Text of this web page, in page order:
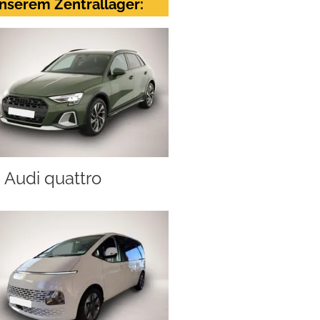
Zentrallager:
Audi quattro